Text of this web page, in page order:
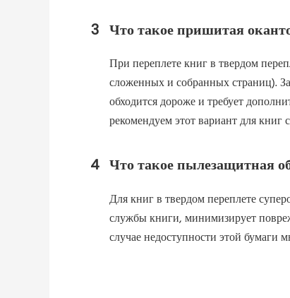
3 Что такое пришитая
При переплете книг в твердом
сложенных и собранных страниц).
обходится дороже и требует
рекомендуем этот вариант для
4 Что такое пылезащитная
Для книг в твердом переплете
службы книги, минимизирует
случае недоступности этой бумаги